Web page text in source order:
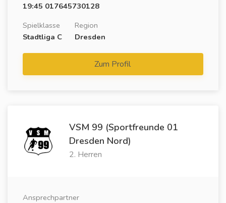
19:45 017645730128
Spielklasse
Stadtliga C
Region
Dresden
Zum Profil
VSM 99 (Sportfreunde 01
Dresden Nord)
2. Herren
Ansprechpartner